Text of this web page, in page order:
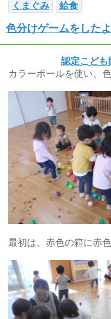
くまぐみ 給食
色分けゲームをした
認定こど
カラーボールを使い、
最初は、赤色の箱に赤